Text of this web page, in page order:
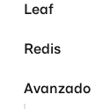
Leaf
Redis
Avanzado